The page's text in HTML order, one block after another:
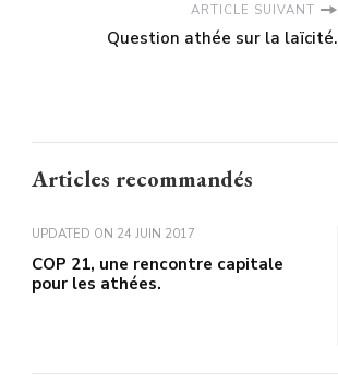
ARTICLE SUIVANT
Question athée sur la laïcité.
Articles recommandés
UPDATED ON 24 JUIN 2017
COP 21, une rencontre capitale
pour les athées.